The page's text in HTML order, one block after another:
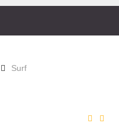
Surf